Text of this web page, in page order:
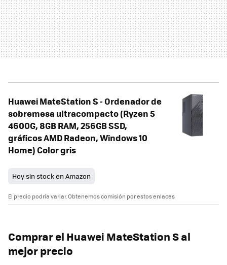
Huawei MateStation S - Ordenador de
sobremesa ultracompacto (Ryzen 5
4600G, 8GB RAM, 256GB SSD,
gráficos AMD Radeon, Windows 10
Home) Color gris
Hoy sin stock en Amazon
El precio podría variar. Obtenemos comisión por estos enlaces
Comprar el Huawei MateStation S al
mejor precio